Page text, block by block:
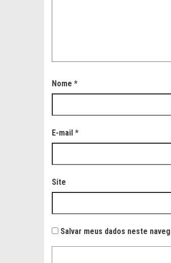
Nome *
E-mail *
Site
Salvar meus dados neste